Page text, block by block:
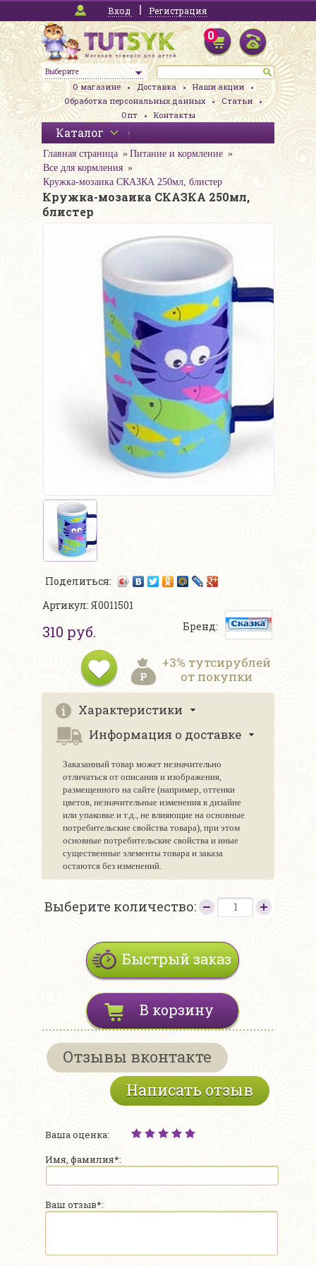
Вход Регистрация
Выберите
0
О магазине Доставка
Наши акции
Обработка персональных данных
Статьи
Опт
Контакты
Каталог
Главная страница
Питание и кормление
Все для кормления
Кружка-мозаика СКАЗКА 250мл, блистер
Кружка-мозаика СКАЗКА 250мл,
блистер
Поделиться:
Артикул: Я0011501
310 руб. Бренд:
+3% тутсирублей
от покупки
Характеристики
Информация о доставке
Заказанный товар может незначительно
отличаться от описания и изображения,
размещенного на сайте (например, оттенки
цветов, незначительные изменения в дизайне
или упаковке и т.д., не влияющие на основные
потребительские свойства товара), при этом
основные потребительские свойства и иные
существенные элементы товара и заказа
остаются без изменений.
Выберите количество:
Быстрый заказ
В корзину
Отзывы вконтакте
Написать отзыв
Ваша оценка:
Имя, фамилия*:
Ваш отзыв*: